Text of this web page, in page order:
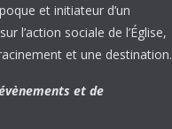
et initiateur d’un
l’action sociale de l’Église,
et une destination.
et de